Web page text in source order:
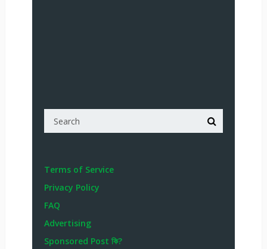
Terms of Service
Privacy Policy
FAQ
Advertising
Sponsored Post কি?